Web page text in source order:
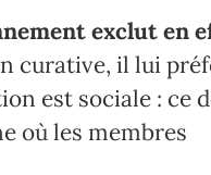
exclut en
curative, il lui
est sociale : ce
où les membres